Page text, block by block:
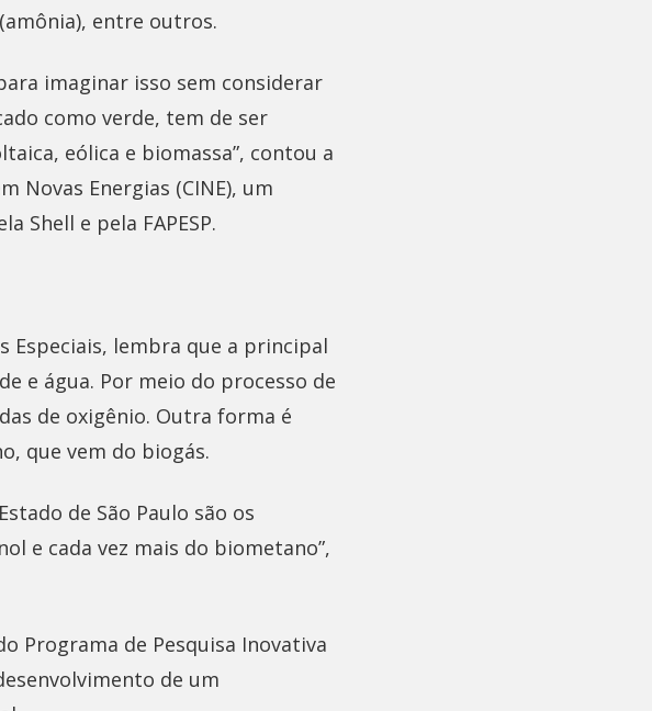
entre outros.
imaginar isso sem considerar
como verde, tem de ser
eólica e biomassa”, contou a
Novas Energias (CINE), um
Shell e pela FAPESP.
Especiais, lembra que a principal
e água. Por meio do processo de
de oxigênio. Outra forma é
que vem do biogás.
de São Paulo são os
e cada vez mais do biometano”,
Programa de Pesquisa Inovativa
de um